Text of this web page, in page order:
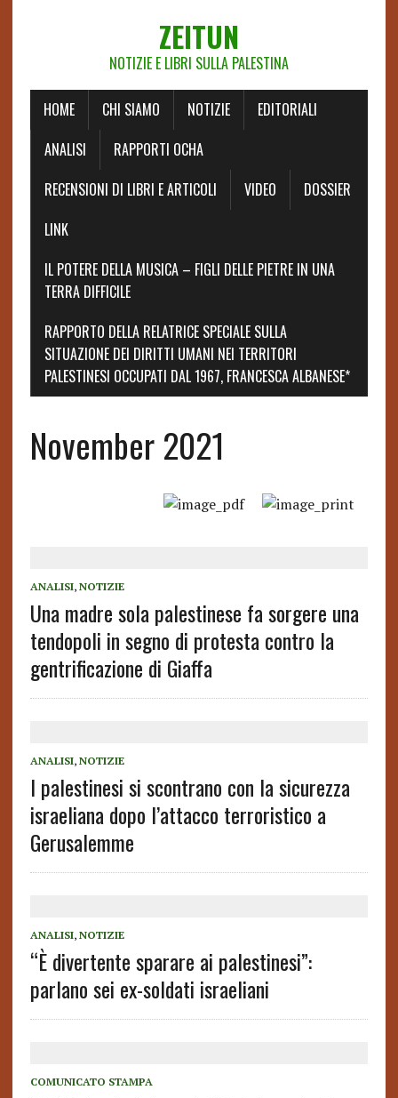
ZEITUN
NOTIZIE E LIBRI SULLA PALESTINA
HOME CHI SIAMO NOTIZIE
EDITORIALI
ANALISI
RAPPORTI OCHA
RECENSIONI DI LIBRI E ARTICOLI
VIDEO
DOSSIER
LINK
IL POTERE DELLA MUSICA – FIGLI DELLE PIETRE IN UNA
TERRA DIFFICILE
RAPPORTO DELLA RELATRICE SPECIALE SULLA
SITUAZIONE DEI DIRITTI UMANI NEI TERRITORI
PALESTINESI OCCUPATI DAL 1967, FRANCESCA ALBANESE*
November 2021
ANALISI, NOTIZIE
Una madre sola palestinese fa sorgere una
tendopoli in segno di protesta contro la
gentrificazione di Giaffa
ANALISI, NOTIZIE
I palestinesi si scontrano con la sicurezza
israeliana dopo l’attacco terroristico a
Gerusalemme
ANALISI, NOTIZIE
“È divertente sparare ai palestinesi”:
parlano sei ex-soldati israeliani
COMUNICATO STAMPA